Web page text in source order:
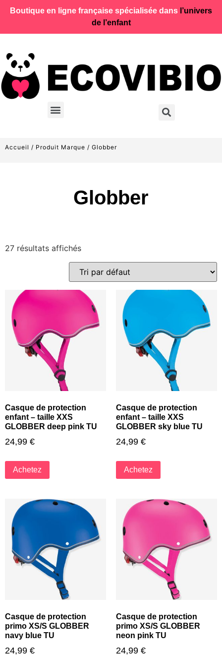
Boutique en ligne française spécialisée dans l’univers
de l’enfant
Accueil / Produit Marque / Globber
Globber
27 résultats affichés
Casque de protection
enfant – taille XXS
GLOBBER deep pink TU
24,99 €
Achetez
Casque de protection
enfant – taille XXS
GLOBBER sky blue TU
24,99 €
Achetez
Casque de protection
primo XS/S GLOBBER
navy blue TU
24,99 €
Casque de protection
primo XS/S GLOBBER
neon pink TU
24,99 €